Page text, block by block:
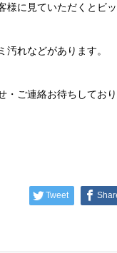
様に見ていただくとビッ
汚れなどがあります。
ご連絡お待ちしており
Tweet